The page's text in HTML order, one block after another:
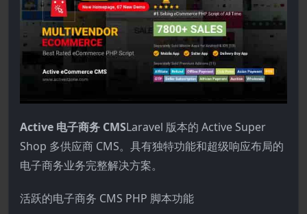
Active 电子商务 CMSLaravel 版本的 Active Super
Shop 多供应商 CMS。具有独特功能和超级响应布局的
电子商务业务完整解决方案。
活跃的电子商务 CMS PHP 脚本功能